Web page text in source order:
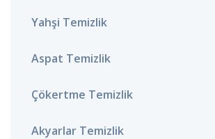
Yahşi Temizlik
Aspat Temizlik
Çökertme Temizlik
Akyarlar Temizlik